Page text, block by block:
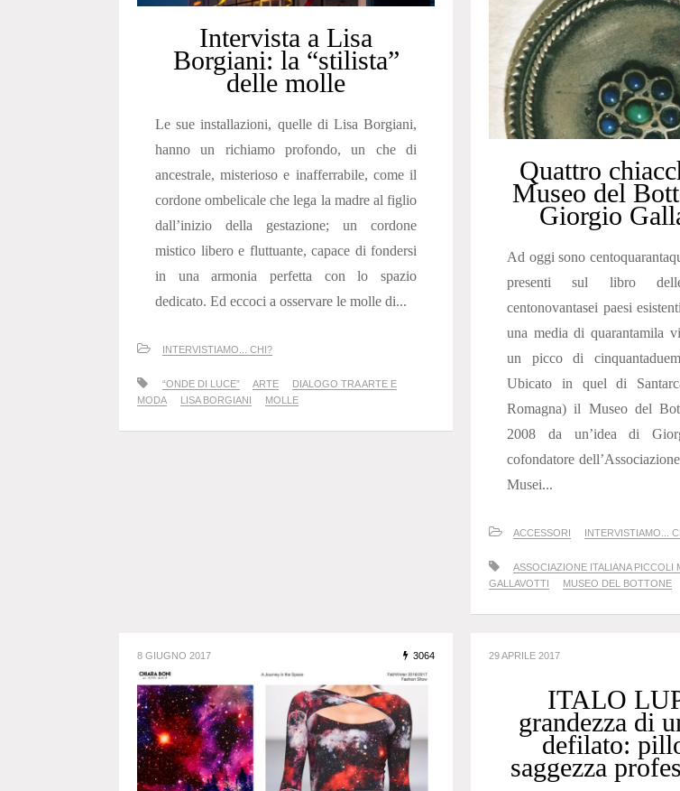
Intervista a Lisa
Borgiani: la “stilista”
delle molle
Le sue installazioni, quelle di Lisa Borgiani,
hanno un richiamo profondo, un che di
ancestrale, misterioso e inafferrabile, come il
cordone ombelicale che lega la madre al figlio
dall’inizio della gestazione; un cordone
mistico libero e fluttuante, capace di fondersi
in una armonia perfetta con lo spazio
dedicato. Ed eccoci a osservare le molle di...
INTERVISTIAMO... CHI?
“ONDE DI LUCE” ARTE
DIALOGO TRA ARTE E
MODA
LISA BORGIANI MOLLE
Quattro
Museo del
Giorgio
Ad oggi sono
presenti sul libro
centonovantasei paesi
una media di quarantamila
un picco di
Ubicato in quel di
Romagna) il Museo del
2008 da un’idea di
cofondatore
Musei...
ACCESSORI INTERVISTIAMO...
ASSOCIAZIONE ITALIANA PICCOLI
GALLAVOTTI
MUSEO DEL BOTTONE
8 GIUGNO 2017 3064 29 APRILE 2017
ITALO
grandezza di
defilato:
saggezza